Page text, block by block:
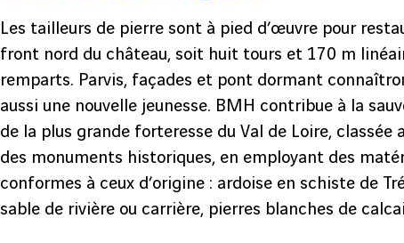
Les tailleurs de pierre sont à pied d’œuvre pour
front nord du château, soit huit tours et 170 m
remparts. Parvis, façades et pont dormant
aussi une nouvelle jeunesse. BMH contribue à la
de la plus grande forteresse du Val de Loire, classée
des monuments historiques, en employant des
conformes à ceux d’origine : ardoise en schiste de
sable de rivière ou carrière, pierres blanches de